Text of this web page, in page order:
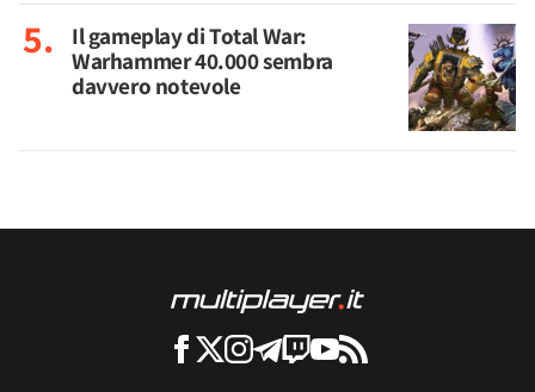
Il gameplay di Total War:
Warhammer 40.000 sembra
davvero notevole